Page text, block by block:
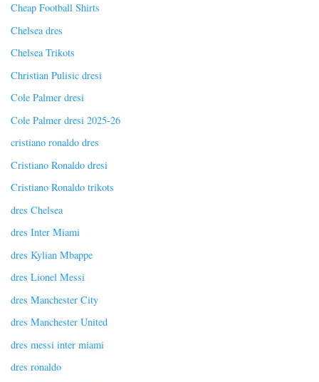
Cheap Football Shirts
Chelsea dres
Chelsea Trikots
Christian Pulisic dresi
Cole Palmer dresi
Cole Palmer dresi 2025-26
cristiano ronaldo dres
Cristiano Ronaldo dresi
Cristiano Ronaldo trikots
dres Chelsea
dres Inter Miami
dres Kylian Mbappe
dres Lionel Messi
dres Manchester City
dres Manchester United
dres messi inter miami
dres ronaldo